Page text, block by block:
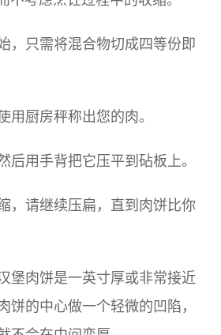
，只需将混合物切成四等份即
用厨房秤称出您的肉。
后用手背把它压平到砧板上。
，请继续压扁，直到肉饼比你
堡肉饼是一英寸厚或非常接近
饼的中心做一个轻微的凹陷，